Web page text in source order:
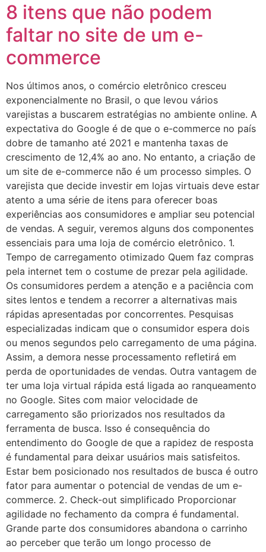
8 itens que não podem
faltar no site de um e-
commerce
Nos últimos anos, o comércio eletrônico cresceu
exponencialmente no Brasil, o que levou vários
varejistas a buscarem estratégias no ambiente online. A
expectativa do Google é de que o e-commerce no país
dobre de tamanho até 2021 e mantenha taxas de
crescimento de 12,4% ao ano. No entanto, a criação de
um site de e-commerce não é um processo simples. O
varejista que decide investir em lojas virtuais deve estar
atento a uma série de itens para oferecer boas
experiências aos consumidores e ampliar seu potencial
de vendas. A seguir, veremos alguns dos componentes
essenciais para uma loja de comércio eletrônico. 1.
Tempo de carregamento otimizado Quem faz compras
pela internet tem o costume de prezar pela agilidade.
Os consumidores perdem a atenção e a paciência com
sites lentos e tendem a recorrer a alternativas mais
rápidas apresentadas por concorrentes. Pesquisas
especializadas indicam que o consumidor espera dois
ou menos segundos pelo carregamento de uma página.
Assim, a demora nesse processamento refletirá em
perda de oportunidades de vendas. Outra vantagem de
ter uma loja virtual rápida está ligada ao ranqueamento
no Google. Sites com maior velocidade de
carregamento são priorizados nos resultados da
ferramenta de busca. Isso é consequência do
entendimento do Google de que a rapidez de resposta
é fundamental para deixar usuários mais satisfeitos.
Estar bem posicionado nos resultados de busca é outro
fator para aumentar o potencial de vendas de um e-
commerce. 2. Check-out simplificado Proporcionar
agilidade no fechamento da compra é fundamental.
Grande parte dos consumidores abandona o carrinho
ao perceber que terão um longo processo de